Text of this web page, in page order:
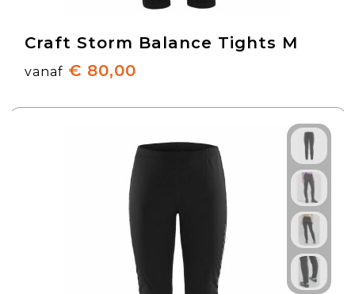
Craft Storm Balance Tights M
vanaf € 80,00